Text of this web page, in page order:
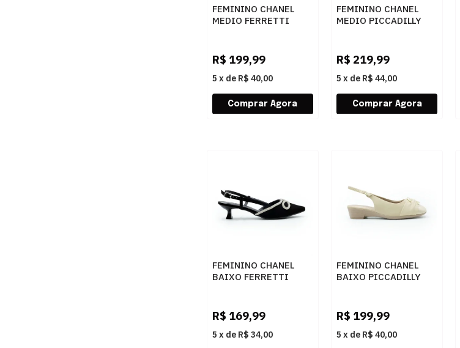
FEMININO CHANEL
MEDIO FERRETTI
R$ 199,99
5 x de R$ 40,00
FEMININO CHANEL
MEDIO PICCADILLY
R$ 219,99
5 x de R$ 44,00
FEMININO CHANEL
BAIXO FERRETTI
R$ 169,99
5 x de R$ 34,00
FEMININO CHANEL
BAIXO PICCADILLY
R$ 199,99
5 x de R$ 40,00